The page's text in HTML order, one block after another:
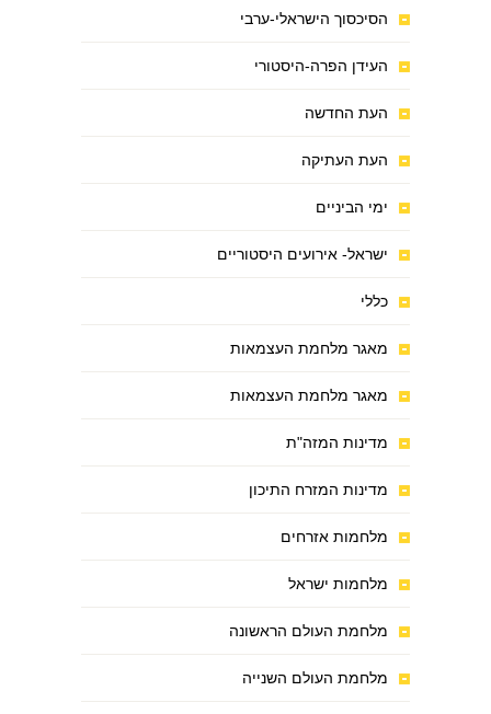
הסיכסוך הישראלי-ערבי
העידן הפרה-היסטורי
העת החדשה
העת העתיקה
ימי הביניים
ישראל- אירועים היסטוריים
כללי
מאגר מלחמת העצמאות
מאגר מלחמת העצמאות
מדינות המזה"ת
מדינות המזרח התיכון
מלחמות אזרחים
מלחמות ישראל
מלחמת העולם הראשונה
מלחמת העולם השנייה